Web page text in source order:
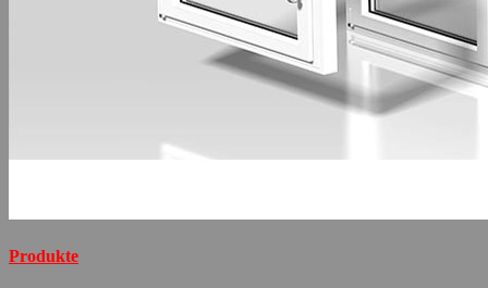
Produkte